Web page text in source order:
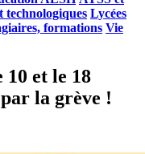
technologiques Lycées
formations Vie
10 et le 18
la grève !